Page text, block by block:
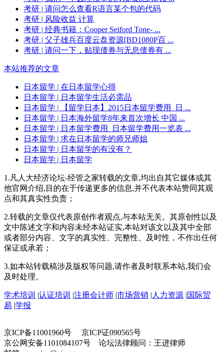
考研 | 请问怎么查看R语言某个包的代码
考研 | 风险收益 计算
考研 | 经典书籍：Cooper Seiford Tone- ...
考研 | 父子雄兵百度云盘资源[BD1080P百 ...
考研 | 请问一下，贴现债券与无息债券有 ...
本站推荐的文章
日本留学 | 在日本留学心得
日本留学 | 日本留学生活必需品
日本留学 | 【留学日本】2015日本留学费用_日 ...
日本留学 | 日本海外留学8年来首次增长 中国 ...
日本留学 | 日本留学费用_日本留学费用一览表 ...
日本留学 | 求在日本留学的师兄师姐
日本留学 | 日本留学的有没有？
日本留学 | 日本留学
1.凡人大经济论坛-经管之家转载的文章,均出自其它媒体或其
他官网介绍,目的在于传递更多的信息,并不代表本站赞同其观
点和其真实性负责；
2.转载的文章仅代表原创作者观点,与本站无关。其原创性以及
文中陈述文字和内容未经本站证实,本站对该文以及其中全部
或者部分内容、文字的真实性、完整性、及时性，不作出任何
保证或承若；
3.如本站转载稿涉及版权等问题,请作者及时联系本站,我们会
及时处理。
学术培训 |认证培训 |注册会计师 |市场营销 | 人力资源 |国际贸
易 |学报
京ICP备11001960号 京ICP证090565号
京公网安备1101084107号 论坛法律顾问：王进律师